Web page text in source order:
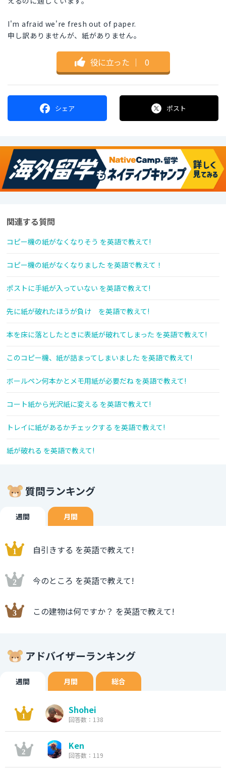
I'm afraid we're fresh out of paper.
申し訳ありませんが、紙がありません。
役に立った ｜ 0
シェア ポスト
関連する質問
コピー機の紙がなくなりそう を英語で教えて!
コピー機の紙がなくなりました を英語で教えて！
ポストに手紙が入っていない を英語で教えて!
先に紙が破れたほうが負け を英語で教えて!
本を床に落としたときに表紙が破れてしまった を英語で教えて!
このコピー機、紙が詰まってしまいました を英語で教えて!
ボールペン何本かとメモ用紙が必要だね を英語で教えて!
コート紙から光沢紙に変える を英語で教えて!
トレイに紙があるかチェックする を英語で教えて!
紙が破れる を英語で教えて!
質問ランキング
週間 月間
自引きする を英語で教えて!
今のところ を英語で教えて!
この建物は何ですか？ を英語で教えて!
アドバイザーランキング
週間 月間 総合
Shohei
回答数：138
Ken
回答数：119